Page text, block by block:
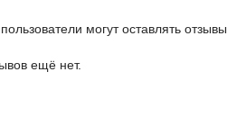
могут оставлять отзывы.
ещё нет.